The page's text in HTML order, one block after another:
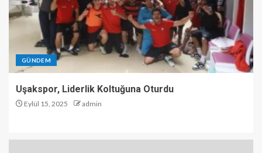
GÜNDEM
Uşakspor, Liderlik Koltuğuna Oturdu
Eylül 15, 2025 admin